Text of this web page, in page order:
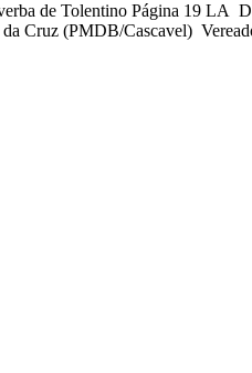
de Tolentino Página 19
da Cruz (PMDB/Cascavel)